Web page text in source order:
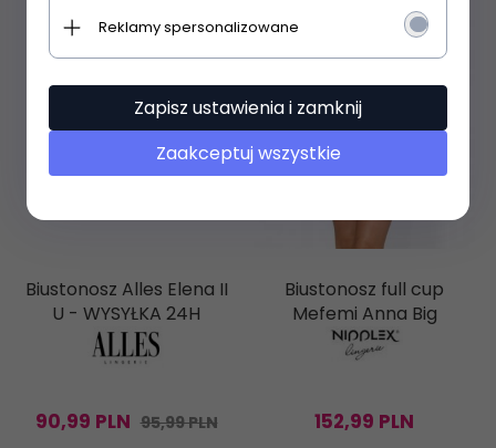
Biustonosz Alles Elena II
U - WYSYŁKA 24H
90,99 PLN 95,99 PLN
Biustonosz full cup
Mefemi Anna Big
152,99 PLN
Reklamy spersonalizowane
Zapisz ustawienia i zamknij
Zaakceptuj wszystkie